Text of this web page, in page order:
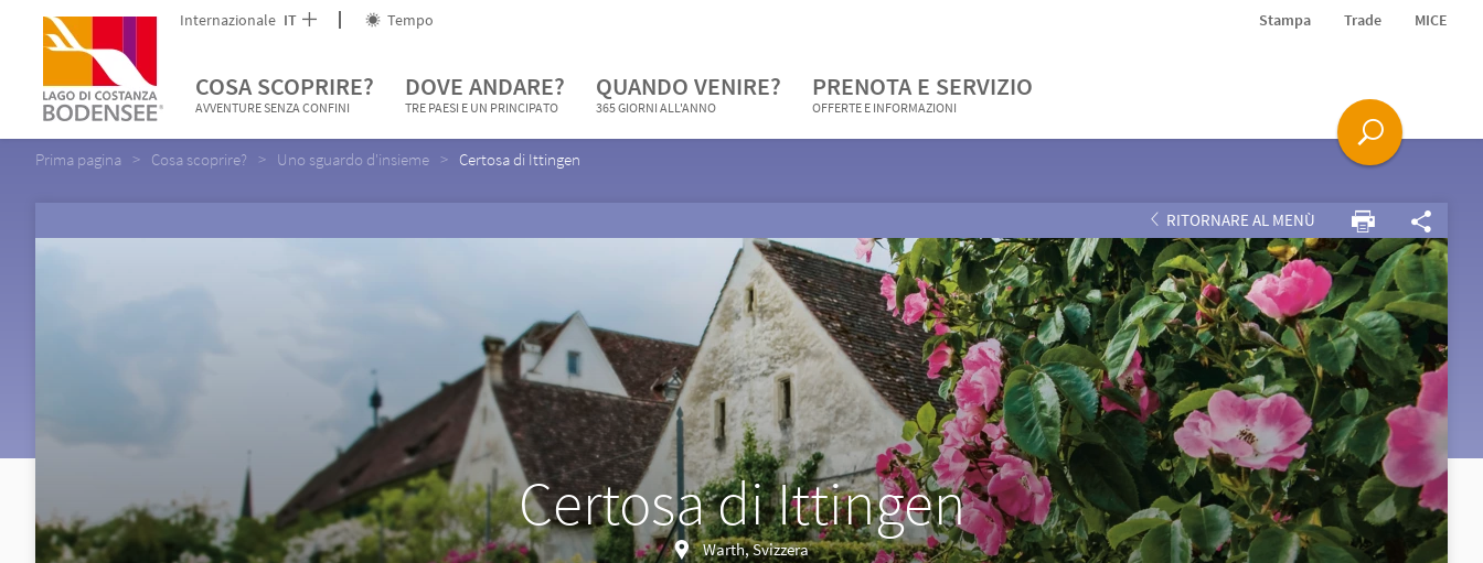
Internazionale IT Tempo Stampa Trade MICE
COSA SCOPRIRE?
AVVENTURE SENZA CONFINI
DOVE ANDARE?
TRE PAESI E UN PRINCIPATO
QUANDO VENIRE?
365 GIORNI ALL'ANNO
PRENOTA E SERVIZIO
OFFERTE E INFORMAZIONI
Prima pagina Cosa scoprire? Uno sguardo d'insieme Certosa di Ittingen
RITORNARE AL MENÙ
Certosa di Ittingen
Warth, Svizzera